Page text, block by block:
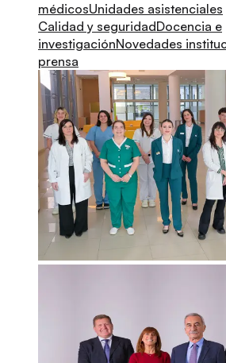
médicosUnidades asistenciales
Calidad y seguridadDocencia e
investigaciónNovedades
prensa